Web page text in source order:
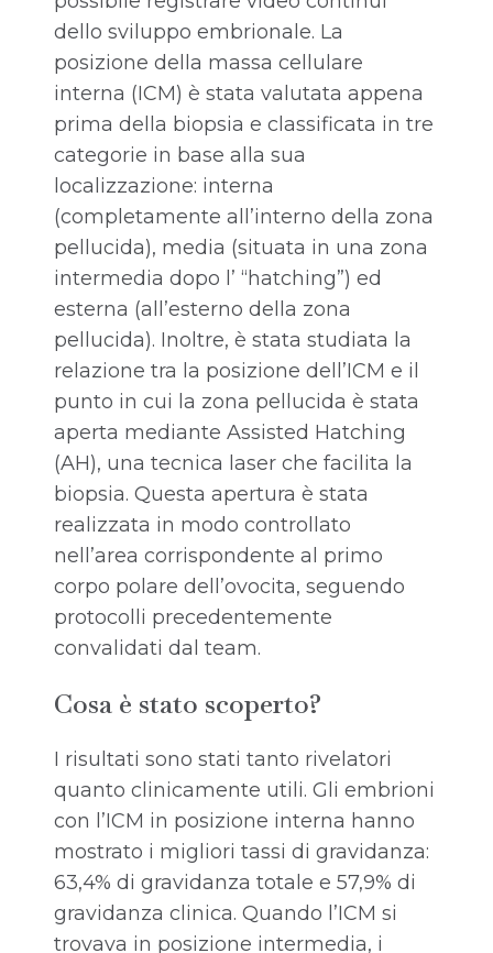
dello sviluppo embrionale. La
posizione della massa cellulare
interna (ICM) è stata valutata appena
prima della biopsia e classificata in tre
categorie in base alla sua
localizzazione: interna
(completamente all’interno della zona
pellucida), media (situata in una zona
intermedia dopo l’ “hatching”) ed
esterna (all’esterno della zona
pellucida). Inoltre, è stata studiata la
relazione tra la posizione dell’ICM e il
punto in cui la zona pellucida è stata
aperta mediante Assisted Hatching
(AH), una tecnica laser che facilita la
biopsia. Questa apertura è stata
realizzata in modo controllato
nell’area corrispondente al primo
corpo polare dell’ovocita, seguendo
protocolli precedentemente
convalidati dal team.
Cosa è stato scoperto?
I risultati sono stati tanto rivelatori
quanto clinicamente utili. Gli embrioni
con l’ICM in posizione interna hanno
mostrato i migliori tassi di gravidanza:
63,4% di gravidanza totale e 57,9% di
gravidanza clinica. Quando l’ICM si
trovava in posizione intermedia, i